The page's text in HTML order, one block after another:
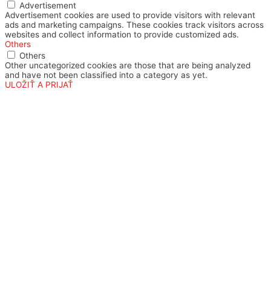
Advertisement
Advertisement cookies are used to provide visitors with relevant
ads and marketing campaigns. These cookies track visitors across
websites and collect information to provide customized ads.
Others
Others
Other uncategorized cookies are those that are being analyzed
and have not been classified into a category as yet.
ULOŽIŤ A PRIJAŤ